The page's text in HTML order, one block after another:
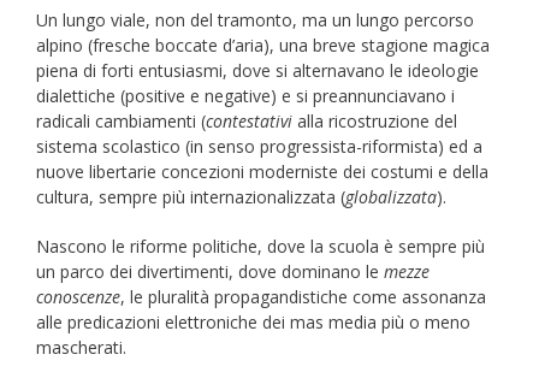
Un lungo viale, non del tramonto, ma un lungo percorso
alpino (fresche boccate d’aria), una breve stagione magica
piena di forti entusiasmi, dove si alternavano le ideologie
dialettiche (positive e negative) e si preannunciavano i
radicali cambiamenti (contestativi alla ricostruzione del
sistema scolastico (in senso progressista-riformista) ed a
nuove libertarie concezioni moderniste dei costumi e della
cultura, sempre più internazionalizzata (globalizzata).
Nascono le riforme politiche, dove la scuola è sempre più
un parco dei divertimenti, dove dominano le mezze
conoscenze, le pluralità propagandistiche come assonanza
alle predicazioni elettroniche dei mas media più o meno
mascherati.